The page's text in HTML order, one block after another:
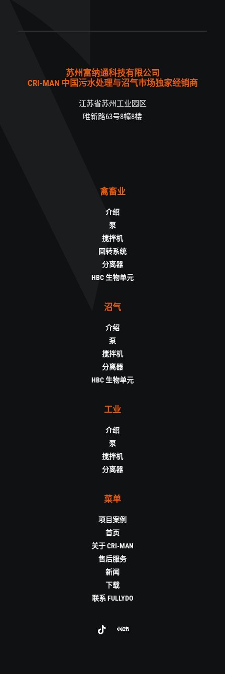
苏州富纳通科技有限公司
CRI-MAN 中国污水处理与沼气市场独家经销商
江苏省苏州工业园区
唯新路63号8幢8楼
禽畜业
介绍
泵
搅拌机
回转系统
分离器
HBC 生物单元
沼气
介绍
泵
搅拌机
分离器
HBC 生物单元
工业
介绍
泵
搅拌机
分离器
菜单
项目案例
首页
关于 CRI-MAN
售后服务
新闻
下载
联系 FULLYDO